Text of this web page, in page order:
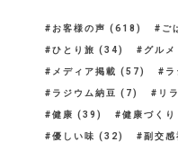
お客様の声 (618) ご
ひとり旅 (34) グルメ
メディア掲載 (57) ラ
ラジウム納豆 (7) リ
健康 (39) 健康づくり
優しい味 (32) 副交感